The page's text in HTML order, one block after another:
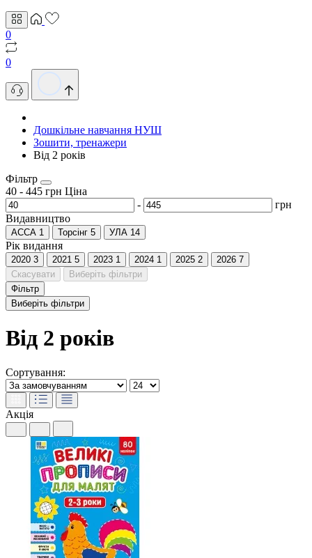
0
0
Дошкільне навчання НУШ
Зошити, тренажери
Від 2 років
Фільтр
40 - 445 грн Ціна
-
грн
Видавництво
АССА 1 Торсінг 5 УЛА 14
Рік видання
2020 3 2021 5 2023 1 2024 1 2025 2 2026 7
Скасувати
Виберіть фільтри
Фільтр
Виберіть фільтри
Від 2 років
Сортування:
Акція